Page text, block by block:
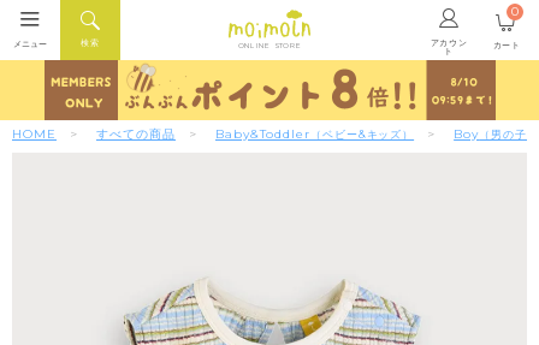
ONLINE STORE アカウン
ト
検索
メニュー カート
0
HOME すべての商品 Baby&Toddler （ベビー&キッズ） Boy （男の子）